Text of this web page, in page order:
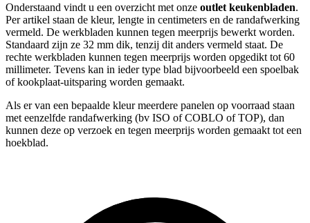
Onderstaand vindt u een overzicht met onze outlet keukenbladen.
Per artikel staan de kleur, lengte in centimeters en de randafwerking
vermeld. De werkbladen kunnen tegen meerprijs bewerkt worden.
Standaard zijn ze 32 mm dik, tenzij dit anders vermeld staat. De
rechte werkbladen kunnen tegen meerprijs worden opgedikt tot 60
millimeter. Tevens kan in ieder type blad bijvoorbeeld een spoelbak
of kookplaat-uitsparing worden gemaakt.
Als er van een bepaalde kleur meerdere panelen op voorraad staan
met eenzelfde randafwerking (bv ISO of COBLO of TOP), dan
kunnen deze op verzoek en tegen meerprijs worden gemaakt tot een
hoekblad.